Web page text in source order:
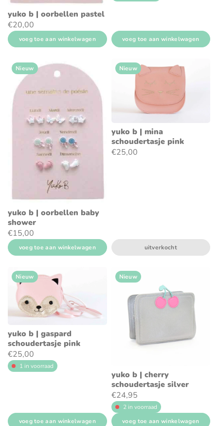
yuko b | oorbellen pastel
€20,00
voeg toe aan winkelwagen voeg toe aan winkelwagen
Nieuw
yuko b | oorbellen baby
shower
€15,00
voeg toe aan winkelwagen
Nieuw
yuko b | mina
schoudertasje pink
€25,00
uitverkocht
Nieuw
yuko b | gaspard
schoudertasje pink
€25,00
1 in voorraad
voeg toe aan winkelwagen
Nieuw
yuko b | cherry
schoudertasje silver
€24,95
2 in voorraad
voeg toe aan winkelwagen